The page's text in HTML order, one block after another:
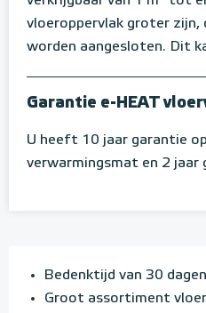
vloeroppervlak groter
worden aangesloten. Dit
Garantie e-HEAT
U heeft 10 jaar garantie
verwarmingsmat en 2
Bedenktijd van 30 dagen
Groot assortiment